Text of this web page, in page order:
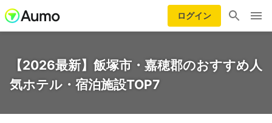
ログイン
【2026最新】飯塚市・嘉穂郡のおすすめ人
気ホテル・宿泊施設TOP7